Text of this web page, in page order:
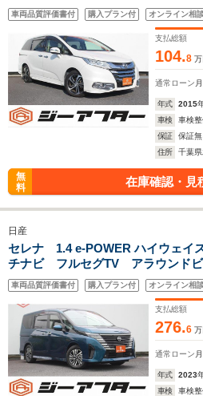
ル アイドリングストップ 両側電
イト オートエアコン Bluetooth
車両品質評価書付 購入プラン付 オンライン相
支払総額
104.8 万
通常ローン
年式 2015
車検
車検
保証
保証無
住所
千葉
無
料
在庫確認・見
日産
セレナ 1.4 e-POWER ハイウェ
チナビ フルセグTV アラウンド
ター 両側電動スライドドア
ロパイロット Bluetooth接続 クリ
車両品質評価書付 購入プラン付 オンライン相
支払総額
276.6 万
通常ローン
年式 2023
車検
車検